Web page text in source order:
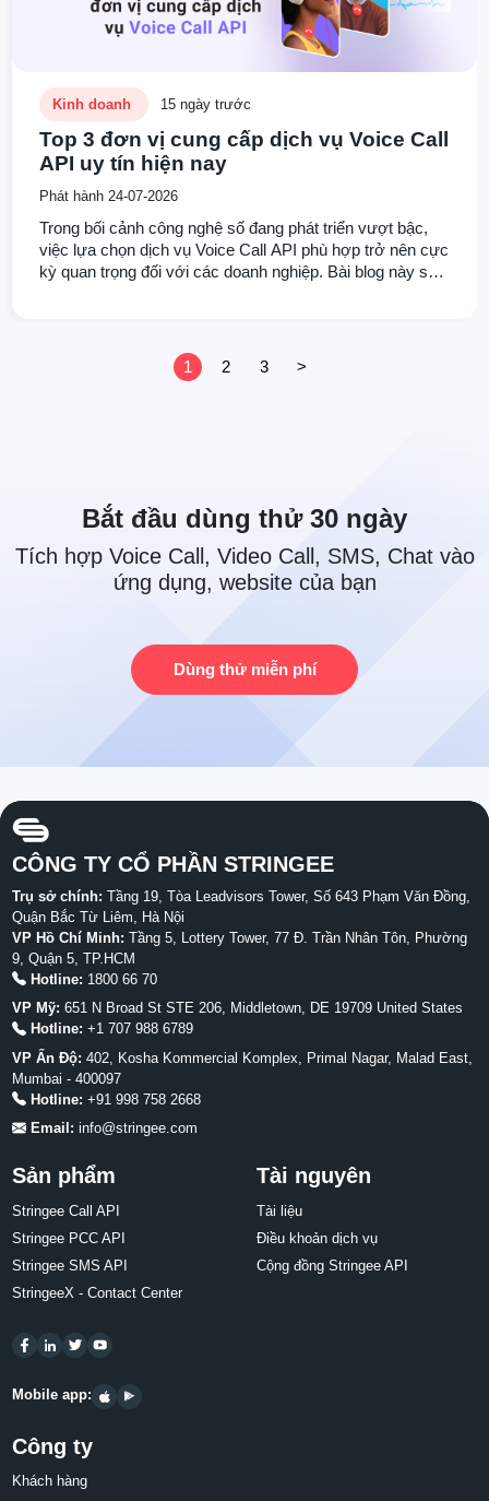
Kinh doanh 15 ngày trước
Top 3 đơn vị cung cấp dịch vụ Voice Call
API uy tín hiện nay
Phát hành 24-07-2026
Trong bối cảnh công nghệ số đang phát triển vượt bậc,
việc lựa chọn dịch vụ Voice Call API phù hợp trở nên cực
kỳ quan trọng đối với các doanh nghiệp. Bài blog này sẽ
1 2 3 >
Bắt đầu dùng thử 30 ngày
Tích hợp Voice Call, Video Call, SMS, Chat vào
ứng dụng, website của bạn
Dùng thử miễn phí
CÔNG TY CỔ PHẦN STRINGEE
Trụ sở chính: Tầng 19, Tòa Leadvisors Tower, Số 643 Phạm Văn Đồng,
Quận Bắc Từ Liêm, Hà Nội
VP Hồ Chí Minh: Tầng 5, Lottery Tower, 77 Đ. Trần Nhân Tôn, Phường
9, Quận 5, TP.HCM
Hotline: 1800 66 70
VP Mỹ: 651 N Broad St STE 206, Middletown, DE 19709 United States
Hotline: +1 707 988 6789
VP Ấn Độ: 402, Kosha Kommercial Komplex, Primal Nagar, Malad East,
Mumbai - 400097
Hotline: +91 998 758 2668
Email: info@stringee.com
Sản phẩm
Stringee Call API
Stringee PCC API
Stringee SMS API
StringeeX - Contact Center
Mobile app:
Tài nguyên
Tài liệu
Điều khoản dịch vụ
Cộng đồng Stringee API
Công ty
Khách hàng